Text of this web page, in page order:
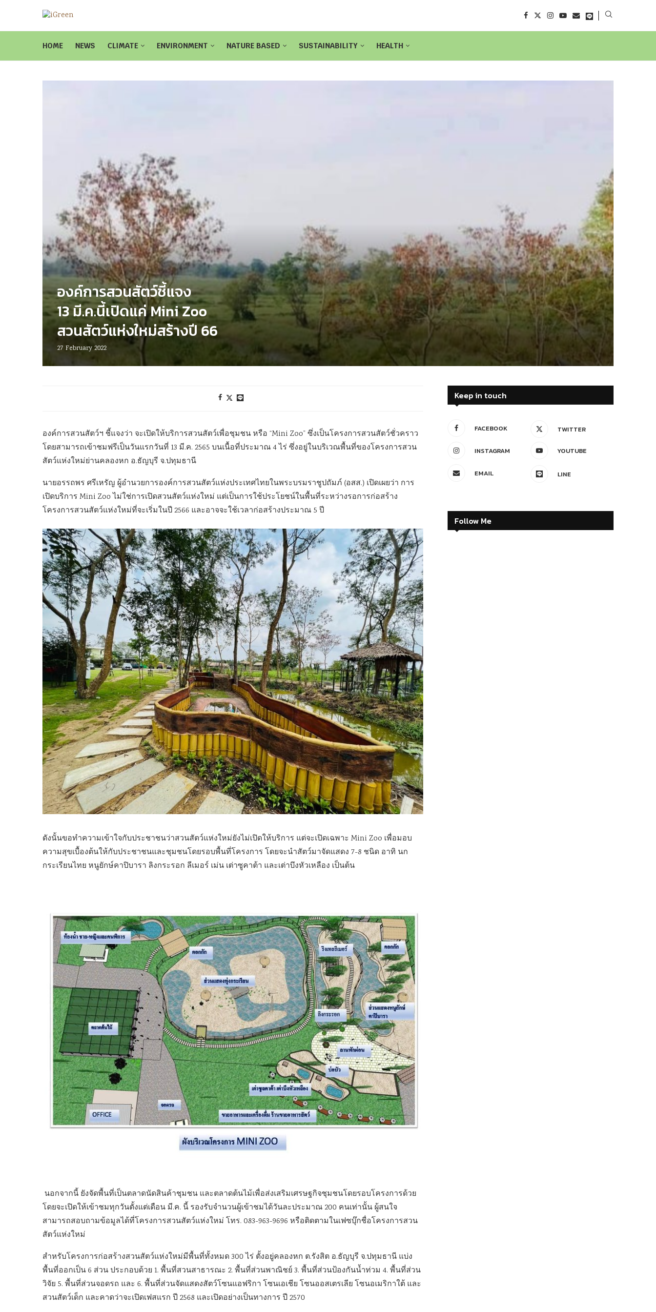
HOME NEWS CLIMATE ENVIRONMENT NATURE BASED SUSTAINABILITY HEALTH
องค์การสวนสัตว์ชี้แจง
13 มี.ค.นี้เปิดแค่ Mini Zoo
สวนสัตว์แห่งใหม่สร้างปี 66
27 February 2022
องค์การสวนสัตว์ฯ ชี้แจงว่า จะเปิดให้บริการสวนสัตว์เพื่อชุมชน หรือ “Mini Zoo” ซึ่งเป็นโครงการสวนสัตว์ชั่วคราว
โดยสามารถเข้าชมฟรีเป็นวันแรกวันที่ 13 มี.ค. 2565 บนเนื้อที่ประมาณ 4 ไร่ ซึ่งอยู่ในบริเวณพื้นที่ของโครงการสวน
สัตว์แห่งใหม่ย่านคลองหก อ.ธัญบุรี จ.ปทุมธานี
นายอรรถพร ศรีเหรัญ ผู้อำนวยการองค์การสวนสัตว์แห่งประเทศไทยในพระบรมราชูปถัมภ์ (อสส.) เปิดเผยว่า การ
เปิดบริการ Mini Zoo ไม่ใช่การเปิดสวนสัตว์แห่งใหม่ แต่เป็นการใช้ประโยชน์ในพื้นที่ระหว่างรอการก่อสร้าง
โครงการสวนสัตว์แห่งใหม่ที่จะเริ่มในปี 2566 และอาจจะใช้เวลาก่อสร้างประมาณ 5 ปี
ดังนั้นขอทำความเข้าใจกับประชาชนว่าสวนสัตว์แห่งใหม่ยังไม่เปิดให้บริการ แต่จะเปิดเฉพาะ Mini Zoo เพื่อมอบ
ความสุขเบื้องต้นให้กับประชาชนและชุมชนโดยรอบพื้นที่โครงการ โดยจะนำสัตว์มาจัดแสดง 7-8 ชนิด อาทิ นก
กระเรียนไทย หนูยักษ์คาปิบารา ลิงกระรอก ลีเมอร์ เม่น เต่าซูคาต้า และเต่าบึงหัวเหลือง เป็นต้น
นอกจากนี้ ยังจัดพื้นที่เป็นตลาดนัดสินค้าชุมชน และตลาดต้นไม้เพื่อส่งเสริมเศรษฐกิจชุมชนโดยรอบโครงการด้วย
โดยจะเปิดให้เข้าชมทุกวันตั้งแต่เดือน มี.ค. นี้ รองรับจำนวนผู้เข้าชมได้วันละประมาณ 200 คนเท่านั้น ผู้สนใจ
สามารถสอบถามข้อมูลได้ที่โครงการสวนสัตว์แห่งใหม่ โทร. 083-963-9696 หรือติดตามในเฟซบุ๊กชื่อโครงการสวน
สัตว์แห่งใหม่
สำหรับโครงการก่อสร้างสวนสัตว์แห่งใหม่มีพื้นที่ทั้งหมด 300 ไร่ ตั้งอยู่คลองหก ต.รังสิต อ.ธัญบุรี จ.ปทุมธานี แบ่ง
พื้นที่ออกเป็น 6 ส่วน ประกอบด้วย 1. พื้นที่สวนสาธารณะ 2. พื้นที่ส่วนพาณิชย์ 3. พื้นที่ส่วนป้องกันน้ำท่วม 4. พื้นที่ส่วน
วิจัย 5. พื้นที่ส่วนจอดรถ และ 6. พื้นที่ส่วนจัดแสดงสัตว์โซนแอฟริกา โซนเอเชีย โซนออสเตรเลีย โซนอเมริกาใต้ และ
สวนสัตว์เด็ก และคาดว่าจะเปิดเฟสแรก ปี 2568 และเปิดอย่างเป็นทางการ ปี 2570
Keep in touch
FACEBOOK TWITTER
INSTAGRAM YOUTUBE
EMAIL LINE
Follow Me